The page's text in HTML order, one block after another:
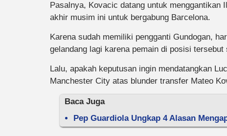
Pasalnya, Kovacic datang untuk
akhir musim ini untuk bergabung Barcelona.
Karena sudah memiliki pengganti Gundogan,
gelandang lagi karena pemain di posisi tersebut
Lalu, apakah keputusan ingin mendatangkan
Manchester City atas blunder transfer Mateo
Baca Juga
Pep Guardiola Ungkap 4 Alasan